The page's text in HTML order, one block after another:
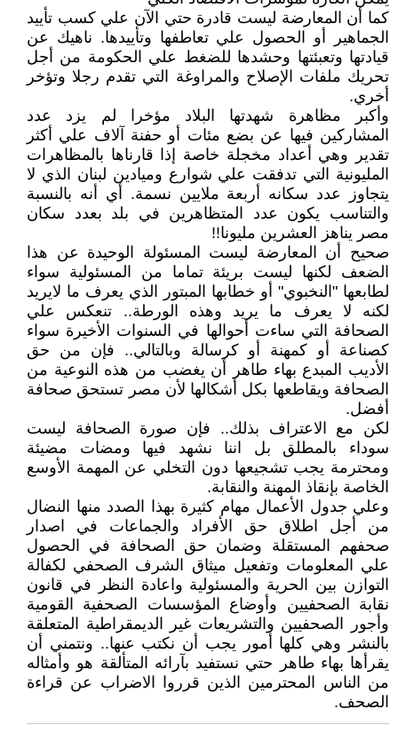
كما أن المعارضة ليست قادرة حتي الآن علي كسب تأييد
الجماهير أو الحصول علي تعاطفها وتأييدها. ناهيك عن
قيادتها وتعبئتها وحشدها للضغط علي الحكومة من أجل
تحريك ملفات الإصلاح والمراوغة التي تقدم رجلا وتؤخر
أخري.
وأكبر مظاهرة شهدتها البلاد مؤخرا لم يزد عدد
المشاركين فيها عن بضع مئات أو حفنة آلاف علي أكثر
تقدير وهي أعداد مخجلة خاصة إذا قارناها بالمظاهرات
المليونية التي تدفقت علي شوارع وميادين لبنان الذي لا
يتجاوز عدد سكانه أربعة ملايين نسمة. أي أنه بالنسبة
والتناسب يكون عدد المتظاهرين في بلد بعدد سكان
مصر يناهز العشرين مليونا!!
صحيح أن المعارضة ليست المسئولة الوحيدة عن هذا
الضعف لكنها ليست بريئة تماما من المسئولية سواء
لطابعها "النخبوي" أو خطابها المبتور الذي يعرف ما لايريد
لكنه لا يعرف ما يريد وهذه الورطة.. تنعكس علي
الصحافة التي ساءت أحوالها في السنوات الأخيرة سواء
كصناعة أو كمهنة أو كرسالة وبالتالي.. فإن من حق
الأديب المبدع بهاء طاهر أن يغضب من هذه النوعية من
الصحافة ويقاطعها بكل أشكالها لأن مصر تستحق صحافة
أفضل.
لكن مع الاعتراف بذلك.. فإن صورة الصحافة ليست
سوداء بالمطلق بل اننا نشهد فيها ومضات مضيئة
ومحترمة يجب تشجيعها دون التخلي عن المهمة الأوسع
الخاصة بإنقاذ المهنة والنقابة.
وعلي جدول الأعمال مهام كثيرة بهذا الصدد منها النضال
من أجل اطلاق حق الأفراد والجماعات في اصدار
صحفهم المستقلة وضمان حق الصحافة في الحصول
علي المعلومات وتفعيل ميثاق الشرف الصحفي لكفالة
التوازن بين الحرية والمسئولية واعادة النظر في قانون
نقابة الصحفيين وأوضاع المؤسسات الصحفية القومية
وأجور الصحفيين والتشريعات غير الديمقراطية المتعلقة
بالنشر وهي كلها أمور يجب أن نكتب عنها.. ونتمني أن
يقرأها بهاء طاهر حتي نستفيد بآرائه المتألقة هو وأمثاله
من الناس المحترمين الذين قرروا الاضراب عن قراءة
الصحف.